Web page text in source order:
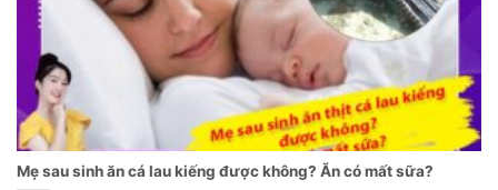
Mẹ sau sinh ăn cá lau kiếng được không? Ăn có mất sữa?